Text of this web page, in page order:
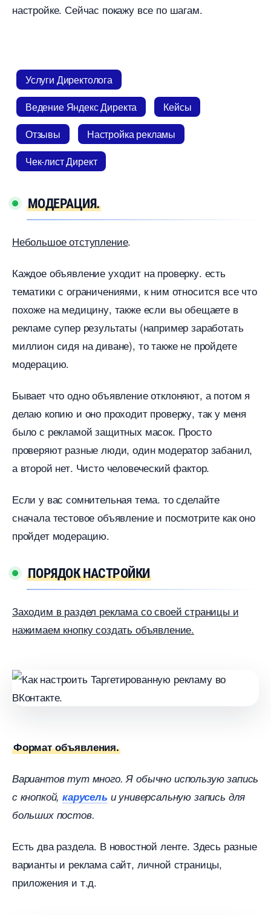
настройке. Сейчас покажу все по шагам.
Услуги Директолога
едение Яндекс Директа
Кейсы
Отзывы
Настройка рекламы
Чек-лист Директ
МОДЕРАЦИЯ.
Небольшое отступление.
Каждое объявление уходит на проверку. есть
тематики с ограничениями, к ним относится все что
похоже на медицину, также если вы обещаете
рекламе супер результаты (например заработать
миллион сидя на диване), то также не пройдете
модерацию.
Бывает что одно объявление отклоняют, а потом я
делаю копию и оно проходит проверку, так у меня
ыло с рекламой защитных масок. Просто
проверяют разные люди, один модератор забанил,
а второй нет. Чисто человеческий фактор.
Если у вас сомнительная тема. то сделайте
сначала тестовое объявление и посмотрите как оно
пройдет модерацию.
ПОРЯДОК НАСТРОЙКИ
Заходим в раздел реклама со своей страницы и
нажимаем кнопку создать объявление.
Формат объявления.
ариантов тут много. Я обычно использую запись
с кнопкой,карусель и универсальную запись для
ольших постов.
Есть два раздела. В новостной ленте. Здесь разные
арианты и реклама сайт, личной страницы,
приложения и т.д.